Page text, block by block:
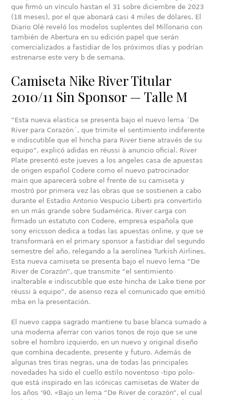
que firmó un vínculo hastan el 31 sobre diciembre de 2023
(18 meses), por el que abonará casi 4 miles de dólares. El
Diario Olé reveló los modelos suplentes del Millonario con
también de Abertura en su edición papel que serán
comercializados a fastidiar de los próximos días y podrían
estrenarse este very b de semana.
Camiseta Nike River Titular
2010/11 Sin Sponsor — Talle M
“Esta nueva elastica se presenta bajo el nuevo lema ´De
River para Corazón´, que trimite el sentimiento indiferente
e indiscutible que el hincha para River tiene através de su
equipo”, explicó adidas en réussi à anuncio oficial. River
Plate presentó este jueves a los angeles casa de apuestas
de origen español Codere como el nuevo patrocinador
main que aparecerá sobre el frente de su camiseta y
mostró por primera vez las obras que se sostienen a cabo
durante el Estadio Antonio Vespucio Liberti pra convertirlo
en un más grande sobre Sudamérica. River carga con
firmado un estatuto con Codere, empresa española que
sony ericsson dedica a todas las apuestas online, y que se
transformará en el primary sponsor a fastidiar del segundo
semestre del año, relegando a la aerolínea Turkish Airlines.
Esta nueva camiseta se presenta bajo el nuevo lema “De
River de Corazón”, que transmite “el sentimiento
inalterable e indiscutible que este hincha de Lake tiene por
réussi à equipo”, de asenso reza el comunicado que emitió
mba en la presentación.
El nuevo cappa sagrado mantiene tu base blanca sumado a
una moderna aferrar con varios tonos de rojo que se une
sobre el hombro izquierdo, en un nuevo y original diseño
que combina decadente, presente y futuro. Además de
algunas tres tiras negras, una de todas las principales
novedades ha sido el cuello estilo noventoso -tipo polo-
que está inspirado en las icónicas camisetas de Water de
los años ’90. «Bajo un lema “De River de corazón”, el cual